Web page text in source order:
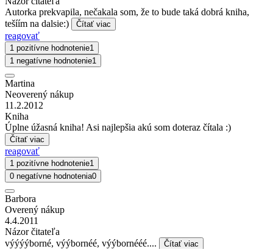
Autorka prekvapila, nečakala som, že to bude taká dobrá kniha,
tešíím na dalsie:)
Čítať viac
reagovať
1 pozitívne hodnotenie1
1 negatívne hodnotenie1
Martina
Neoverený nákup
11.2.2012
Kniha
Úplne úžasná kniha! Asi najlepšia akú som doteraz čítala :)
Čítať viac
reagovať
1 pozitívne hodnotenie1
0 negatívne hodnotenia0
Barbora
Overený nákup
4.4.2011
Názor čitateľa
výýýýborné, výýbornéé, výýbornééé....
Čítať viac